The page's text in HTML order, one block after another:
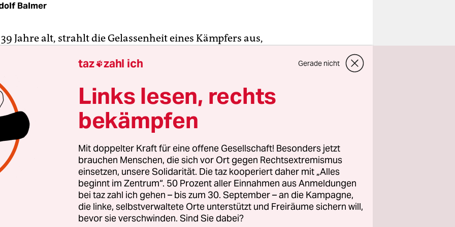
Balmer
Jahre alt, strahlt die Gelassenheit eines Kämpfers aus,
Sarcelles – wegen des Miteinanders von Juden und
Nordafrika oft „Klein-Jerusalem“ genannt – hat er es
Er zählt heute zu den bekanntesten Strafrechtlern der
Alimi verteidigt Klienten, die wegen einer
islamistischen Radikalisierung in die Fänge der
geraten sind.
in seiner geräumigen Anwaltskanzlei im gutbürgerlichen
der Hauptstadt, wo er zwei Juristinnen und eine
beschäftigt. Arié Alimi ist sichtlich stolz auf seinen Aufstieg,
Hausfassade ziert neben seinem universitären Werdegang
taz zahl ich Gerade nicht
Links lesen, rechts
bekämpfen
Mit doppelter Kraft für eine offene Gesellschaft! Besonders jetzt
brauchen Menschen, die sich vor Ort gegen Rechtsextremismus
einsetzen, unsere Solidarität. Die taz kooperiert daher mit „Alles
beginnt im Zentrum“. 50 Prozent aller Einnahmen aus Anmeldungen
bei taz zahl ich gehen – bis zum 30. September – an die Kampagne,
die linke, selbstverwaltete Orte unterstützt und Freiräume sichern will,
bevor sie verschwinden. Sind Sie dabei?